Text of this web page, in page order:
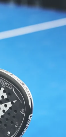
per
giocatori,
un
categorie,
offrono
ai
le loro